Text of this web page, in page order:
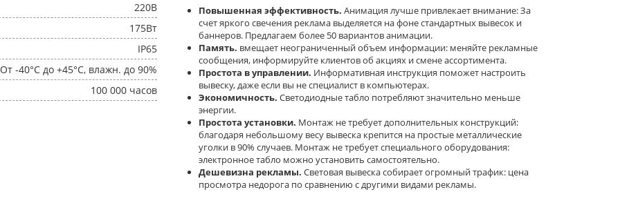
220В
175Вт
IP65
От -40°C до +45°C, влажн. до 90%
100 000 часов
Повышенная эффективность. Анимация лучше привлекает внимание: За
счет яркого свечения реклама выделяется на фоне стандартных вывесок и
баннеров. Предлагаем более 50 вариантов анимации.
Память. вмещает неограниченный объем информации: меняйте рекламные
сообщения, информируйте клиентов об акциях и смене ассортимента.
Простота в управлении. Информативная инструкция поможет настроить
вывеску, даже если вы не специалист в компьютерах.
Экономичность. Светодиодные табло потребляют значительно меньше
энергии.
Простота установки. Монтаж не требует дополнительных конструкций:
благодаря небольшому весу вывеска крепится на простые металлические
уголки в 90% случаев. Монтаж не требует специального оборудования:
электронное табло можно установить самостоятельно.
Дешевизна рекламы. Световая вывеска собирает огромный трафик: цена
просмотра недорога по сравнению с другими видами рекламы.